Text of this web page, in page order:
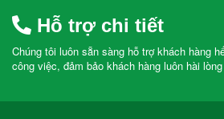
Hỗ trợ chi tiết
Chúng tôi luôn sẵn sàng hỗ trợ khách hàng
công việc, đảm bảo khách hàng luôn hài